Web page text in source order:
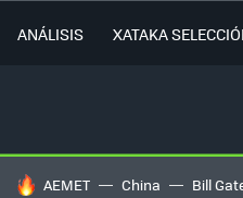
ANÁLISIS XATAKA
HOY SE HABLA DE
AEMET China Bill